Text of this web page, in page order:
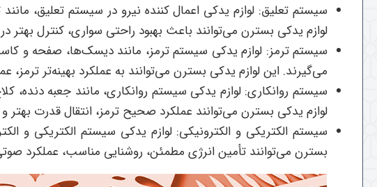
سیستم تعلیق: لوازم یدکی اعمال کننده نیرو در سیستم تعلیق،
لوازم یدکی بسترن می‌توانند باعث بهبود راحتی سواری، کنترل
سیستم ترمز: لوازم یدکی سیستم ترمز، مانند دیسک‌ها، صفحه و
می‌گیرند. این لوازم یدکی بسترن می‌توانند به عملکرد بهینه‌تر
سیستم روانکاری: لوازم یدکی سیستم روانکاری، مانند جعبه
لوازم یدکی بسترن می‌توانند عملکرد صحیح ترمز، انتقال قدرت بهتر و
سیستم الکتریکی و الکترونیکی: لوازم یدکی سیستم الکتریکی و
بسترن می‌توانند تأمین انرژی مطمئن، روشنایی مناسب، عملکرد